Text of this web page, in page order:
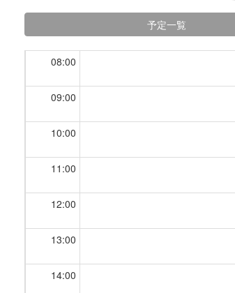
予定一覧
08:00
09:00
10:00
11:00
12:00
13:00
14:00